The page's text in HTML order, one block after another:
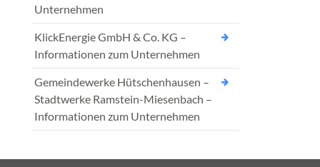
Unternehmen
KlickEnergie GmbH & Co. KG –
Informationen zum Unternehmen
Gemeindewerke Hütschenhausen –
Stadtwerke Ramstein-Miesenbach –
Informationen zum Unternehmen